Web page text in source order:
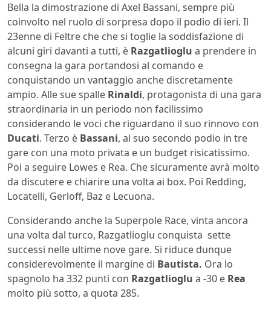
Bella la dimostrazione di Axel Bassani, sempre più
coinvolto nel ruolo di sorpresa dopo il podio di ieri. Il
23enne di Feltre che che si toglie la soddisfazione di
alcuni giri davanti a tutti, è Razgatlioglu a prendere in
consegna la gara portandosi al comando e
conquistando un vantaggio anche discretamente
ampio. Alle sue spalle Rinaldi, protagonista di una gara
straordinaria in un periodo non facilissimo
considerando le voci che riguardano il suo rinnovo con
Ducati. Terzo è Bassani, al suo secondo podio in tre
gare con una moto privata e un budget risicatissimo.
Poi a seguire Lowes e Rea. Che sicuramente avrà molto
da discutere e chiarire una volta ai box. Poi Redding,
Locatelli, Gerloff, Baz e Lecuona.
Considerando anche la Superpole Race, vinta ancora
una volta dal turco, Razgatlioglu conquista sette
successi nelle ultime nove gare. Si riduce dunque
considerevolmente il margine di Bautista. Ora lo
spagnolo ha 332 punti con Razgatlioglu a -30 e Rea
molto più sotto, a quota 285.